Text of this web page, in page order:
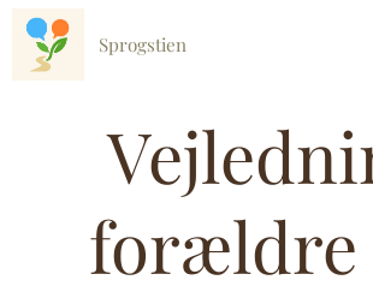
Sprogstien
forældre